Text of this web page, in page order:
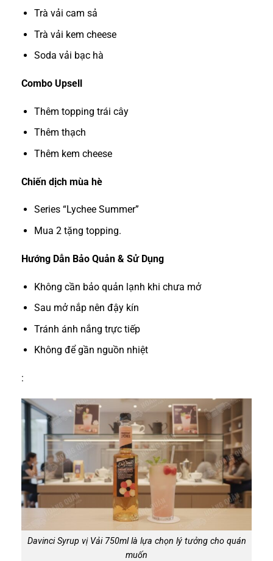
Trà vải cam sả
Trà vải kem cheese
Soda vải bạc hà
Combo Upsell
Thêm topping trái cây
Thêm thạch
Thêm kem cheese
Chiến dịch mùa hè
Series “Lychee Summer”
Mua 2 tặng topping.
Hướng Dẫn Bảo Quản & Sử Dụng
Không cần bảo quản lạnh khi chưa mở
Sau mở nắp nên đậy kín
Tránh ánh nắng trực tiếp
Không để gần nguồn nhiệt
:
Davinci Syrup vị Vải 750ml là lựa chọn lý tưởng cho quán
muốn